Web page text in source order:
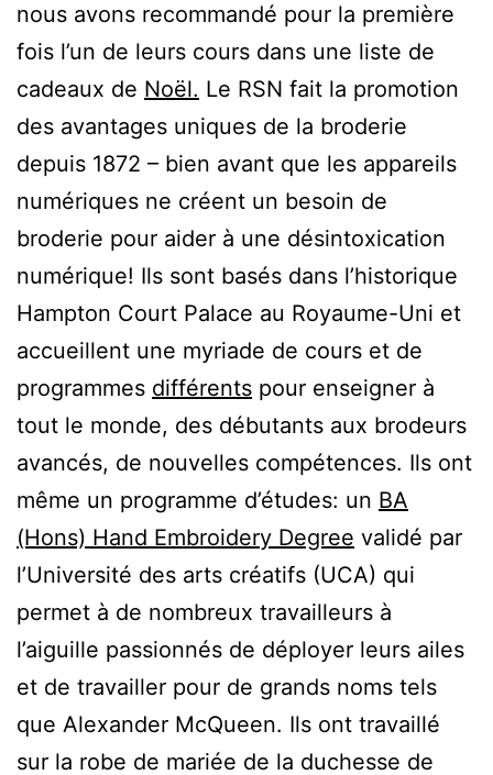
nous avons recommandé pour la première
fois l’un de leurs cours dans une liste de
cadeaux de Noël. Le RSN fait la promotion
des avantages uniques de la broderie
depuis 1872 – bien avant que les appareils
numériques ne créent un besoin de
broderie pour aider à une désintoxication
numérique! Ils sont basés dans l’historique
Hampton Court Palace au Royaume-Uni et
accueillent une myriade de cours et de
programmes différents pour enseigner à
tout le monde, des débutants aux brodeurs
avancés, de nouvelles compétences. Ils ont
même un programme d’études: un BA
(Hons) Hand Embroidery Degree validé par
l’Université des arts créatifs (UCA) qui
permet à de nombreux travailleurs à
l’aiguille passionnés de déployer leurs ailes
et de travailler pour de grands noms tels
que Alexander McQueen. Ils ont travaillé
sur la robe de mariée de la duchesse de